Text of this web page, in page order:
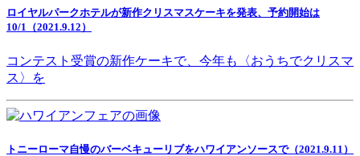
ロイヤルパークホテルが新作クリスマスケーキを発表、予約開始は
10/1（2021.9.12）
コンテスト受賞の新作ケーキで、今年も〈おうちでクリスマ
ス〉を
トニーローマ自慢のバーベキューリブをハワイアンソースで（2021.9.11）